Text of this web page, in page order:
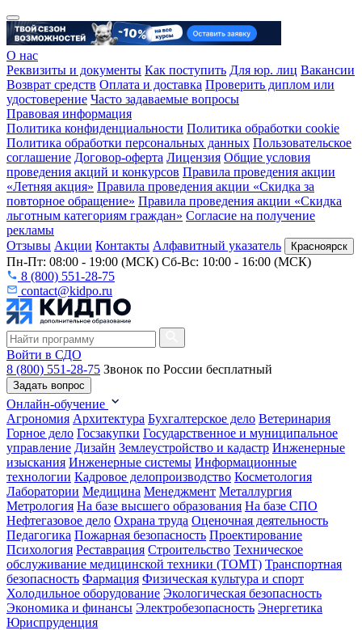
О нас
Реквизиты и документы Как поступить Для юр. лиц Вакансии
Возврат средств Оплата и доставка Проверить диплом или
удостоверение Часто задаваемые вопросы
Правовая информация
Политика конфиденциальности Политика обработки cookie
Политика обработки персональных данных Пользовательское
соглашение Договор-оферта Лицензия Общие условия
проведения акций и конкурсов Правила проведения акции
«Летняя акция» Правила проведения акции «Скидка за
повторное обращение» Правила проведения акции «Скидка
льготным категориям граждан» Согласие на получение
рекламы
Отзывы Акции Контакты Алфавитный указатель Красноярск
Пн-Пт: 08:00 - 19:00 (МСК) Сб-Вс: 10:00 - 16:00 (МСК)
8 (800) 551-28-75
contact@kidpo.ru
Войти в СДО
8 (800) 551-28-75 Звонок по России бесплатный
Задать вопрос
Онлайн-обучение
Агрономия Архитектура Бухгалтерское дело Ветеринария
Горное дело Госзакупки Государственное и муниципальное
управление Дизайн Землеустройство и кадастр Инженерные
изыскания Инженерные системы Информационные
технологии Кадровое делопроизводство Косметология
Лаборатории Медицина Менеджмент Металлургия
Метрология На базе высшего образования На базе СПО
Нефтегазовое дело Охрана труда Оценочная деятельность
Педагогика Пожарная безопасность Проектирование
Психология Реставрация Строительство Техническое
обслуживание медицинской техники (ТОМТ) Транспортная
безопасность Фармация Физическая культура и спорт
Холодильное оборудование Экологическая безопасность
Экономика и финансы Электробезопасность Энергетика
Юриспруденция